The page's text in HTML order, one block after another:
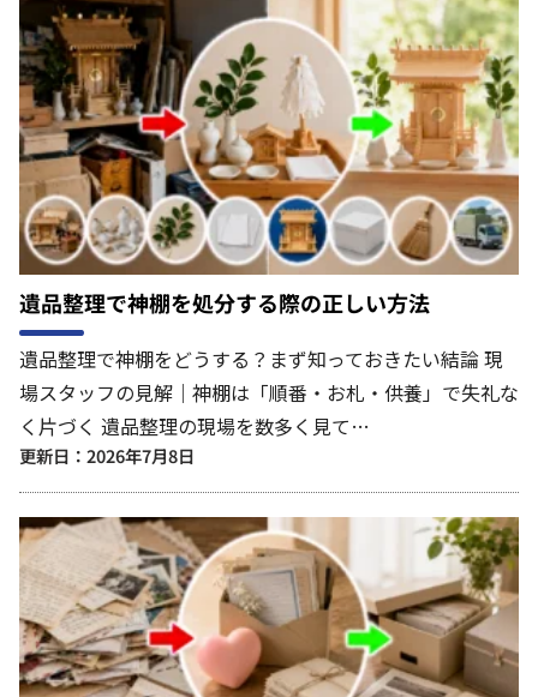
遺品整理で神棚を処分する際の正しい方法
遺品整理で神棚をどうする？まず知っておきたい結論 現
場スタッフの見解｜神棚は「順番・お札・供養」で失礼な
く片づく 遺品整理の現場を数多く見て…
更新日：2026年7月8日